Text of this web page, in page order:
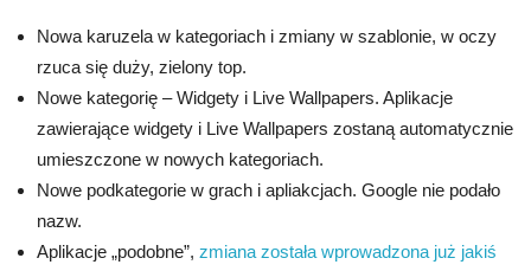
Nowa karuzela w kategoriach i zmiany w szablonie, w oczy
rzuca się duży, zielony top.
Nowe kategorię – Widgety i Live Wallpapers. Aplikacje
zawierające widgety i Live Wallpapers zostaną automatycznie
umieszczone w nowych kategoriach.
Nowe podkategorie w grach i apliakcjach. Google nie podało
nazw.
Aplikacje „podobne”, zmiana została wprowadzona już jakiś